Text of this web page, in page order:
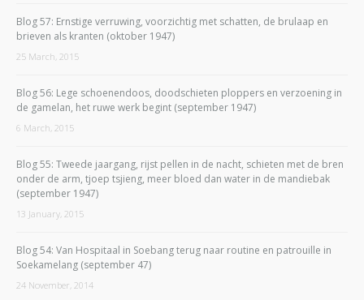
Blog 57: Ernstige verruwing, voorzichtig met schatten, de brulaap en
brieven als kranten (oktober 1947)
25 March, 2015
Blog 56: Lege schoenendoos, doodschieten ploppers en verzoening in
de gamelan, het ruwe werk begint (september 1947)
6 March, 2015
Blog 55: Tweede jaargang, rijst pellen in de nacht, schieten met de bren
onder de arm, tjoep tsjieng, meer bloed dan water in de mandiebak
(september 1947)
13 January, 2015
Blog 54: Van Hospitaal in Soebang terug naar routine en patrouille in
Soekamelang (september 47)
24 November, 2014